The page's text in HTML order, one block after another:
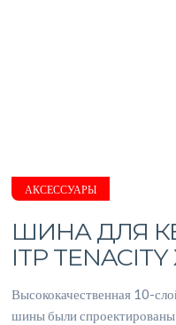
АКСЕССУАРЫ
ШИНА ДЛЯ
ITP TENACITY
Высококачественная 10-
шины были